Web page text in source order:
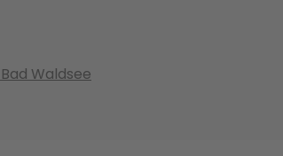
Waldsee